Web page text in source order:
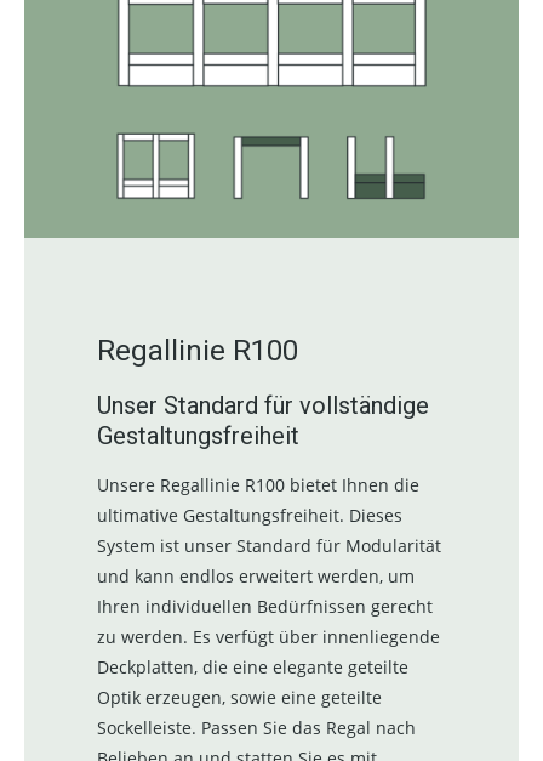
Regallinie R100
Unser Standard für vollständige
Gestaltungsfreiheit
Unsere Regallinie R100 bietet Ihnen die
ultimative Gestaltungsfreiheit. Dieses
System ist unser Standard für Modularität
und kann endlos erweitert werden, um
Ihren individuellen Bedürfnissen gerecht
zu werden. Es verfügt über innenliegende
Deckplatten, die eine elegante geteilte
Optik erzeugen, sowie eine geteilte
Sockelleiste. Passen Sie das Regal nach